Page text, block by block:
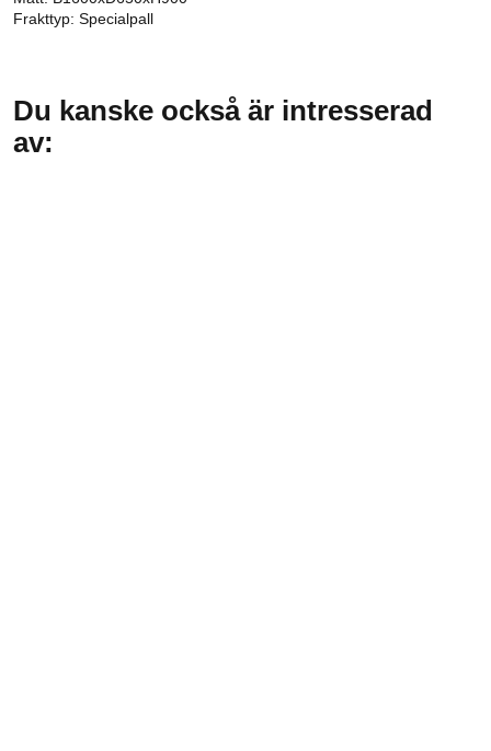
Frakttyp: Specialpall
Du kanske också är intresserad
av: